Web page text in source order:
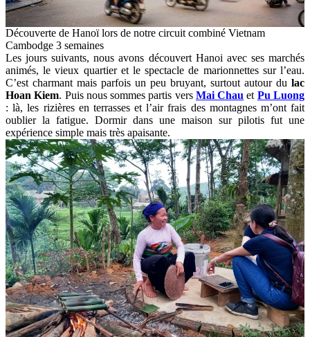
Découverte de Hanoï lors de notre circuit combiné Vietnam
Cambodge 3 semaines
Les jours suivants, nous avons découvert Hanoi avec ses marchés
animés, le vieux quartier et le spectacle de marionnettes sur l’eau.
C’est charmant mais parfois un peu bruyant, surtout autour du lac
Hoan Kiem. Puis nous sommes partis vers Mai Chau et Pu Luong
: là, les rizières en terrasses et l’air frais des montagnes m’ont fait
oublier la fatigue. Dormir dans une maison sur pilotis fut une
expérience simple mais très apaisante.